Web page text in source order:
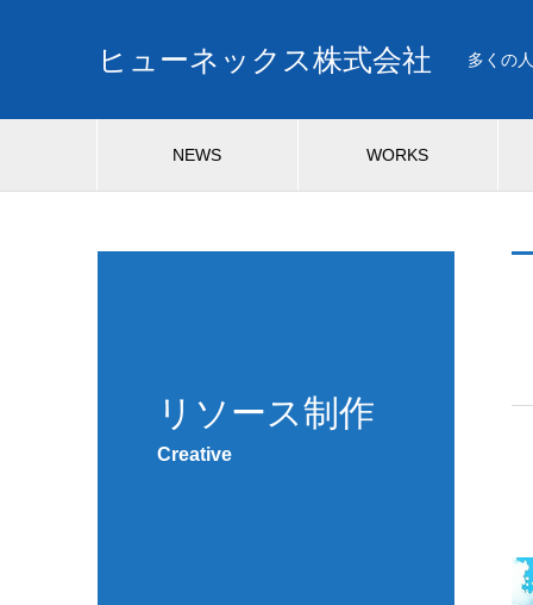
ヒューネックス株式会社 多くの
NEWS WORKS
リソース制作
Creative